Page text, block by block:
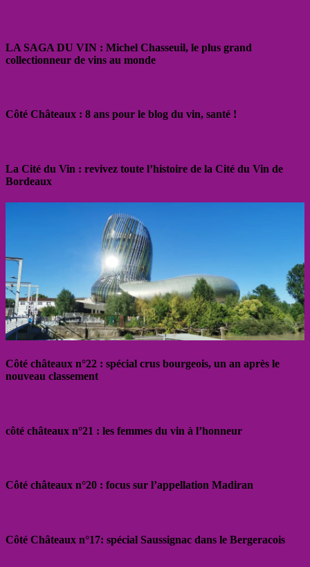
LA SAGA DU VIN : Michel Chasseuil, le plus grand
collectionneur de vins au monde
Côté Châteaux : 8 ans pour le blog du vin, santé !
La Cité du Vin : revivez toute l’histoire de la Cité du Vin de
Bordeaux
Côté châteaux n°22 : spécial crus bourgeois, un an après le
nouveau classement
côté châteaux n°21 : les femmes du vin à l’honneur
Côté châteaux n°20 : focus sur l’appellation Madiran
Côté Châteaux n°17: spécial Saussignac dans le Bergeracois